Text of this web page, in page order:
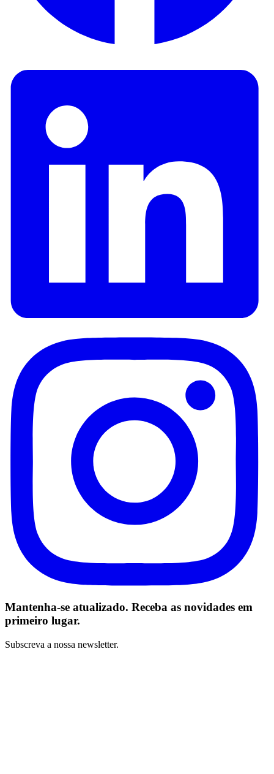
Mantenha-se atualizado. Receba as novidades em
primeiro lugar.
Subscreva a nossa newsletter.